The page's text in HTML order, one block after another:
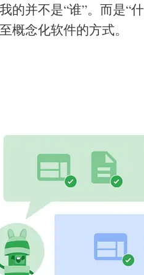
的并不是“谁”。而是“
概念化软件的方式。